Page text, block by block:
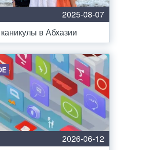
2025-08-07
в Абхазии
2026-06-12